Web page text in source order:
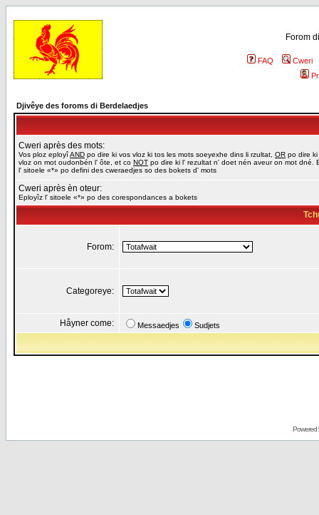
Forom
FAQ
Cweri
Djivêye des foroms di Berdelaedjes
Cweri après des mots:
Vos ploz eployîAND po dire ki vos vloz ki tos les mots soeyexhe dins li rzultat, OR po dire ki
vloz on mot oudonbén l' ôte, et co NOT po dire ki l' rezultat n' doet nén aveur on mot dné.
l' sitoele «*» po defini des cweraedjes so des bokets d' mots
Cweri après èn oteur:
Eployîz l' sitoele «*» po des corespondances a bokets
Forom:
Categoreye:
Håyner come: Messaedjes Sudjets
Powered